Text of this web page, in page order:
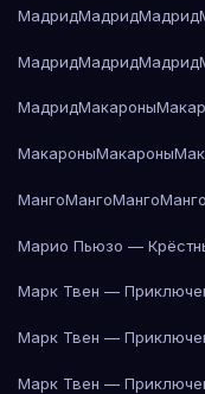
МадридМадридМадрид
МадридМадридМадрид
МадридМакароны
МакароныМакароны
МангоМангоМангоМанго
Марио Пьюзо —
Марк Твен —
Марк Твен —
Марк Твен —